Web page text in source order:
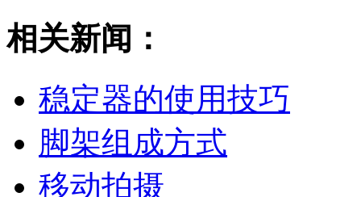
相关新闻：
稳定器的使用技巧
脚架组成方式
移动拍摄